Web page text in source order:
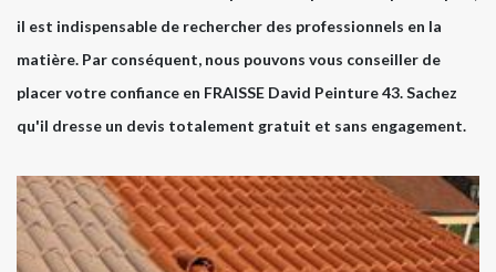
il est indispensable de rechercher des professionnels en la
matière. Par conséquent, nous pouvons vous conseiller de
placer votre confiance en FRAISSE David Peinture 43. Sachez
qu'il dresse un devis totalement gratuit et sans engagement.